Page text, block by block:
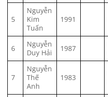
5
Nguyễn
Kim
Tuấn
1991
6
Nguyễn
Duy Hải
1987
7
Nguyễn
Thế
Anh
1983